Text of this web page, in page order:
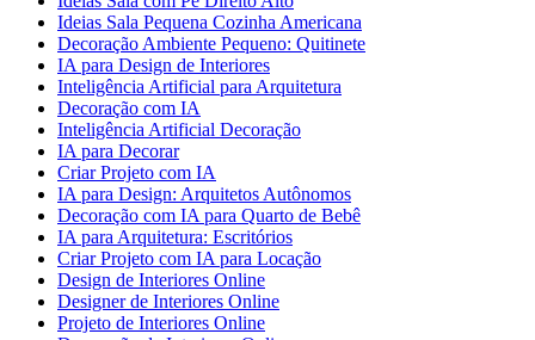
Ideias Sala Pequena Cozinha Americana
Decoração Ambiente Pequeno: Quitinete
IA para Design de Interiores
Inteligência Artificial para Arquitetura
Decoração com IA
Inteligência Artificial Decoração
IA para Decorar
Criar Projeto com IA
IA para Design: Arquitetos Autônomos
Decoração com IA para Quarto de Bebê
IA para Arquitetura: Escritórios
Criar Projeto com IA para Locação
Design de Interiores Online
Designer de Interiores Online
Projeto de Interiores Online